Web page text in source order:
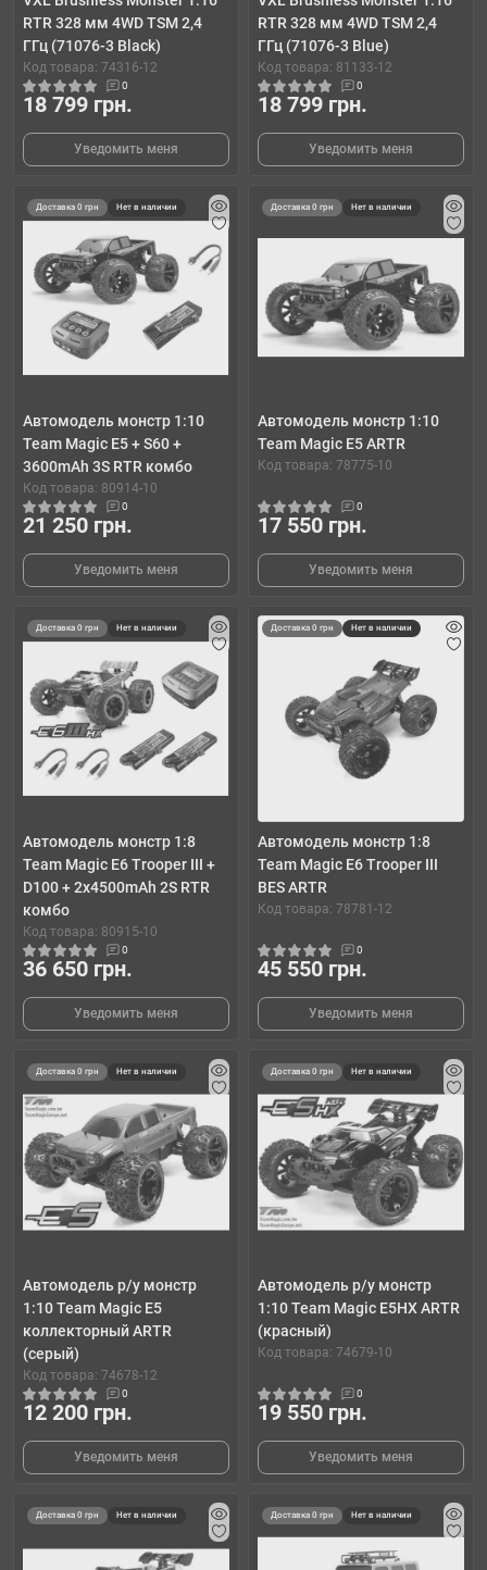
RTR 328 мм 4WD TSM 2,4
ГГц (71076-3 Black)
Код товара: 74316-12
0
18 799 грн.
Уведомить меня
RTR 328 мм 4WD TSM 2,4
ГГц (71076-3 Blue)
Код товара: 81133-12
0
18 799 грн.
Уведомить меня
Доставка 0 грн Нет в наличии
Автомодель монстр 1:10
Team Magic E5 + S60 +
3600mAh 3S RTR комбо
Код товара: 80914-10
0
21 250 грн.
Уведомить меня
Доставка 0 грн Нет в наличии
Автомодель монстр 1:10
Team Magic E5 ARTR
Код товара: 78775-10
0
17 550 грн.
Уведомить меня
Доставка 0 грн Нет в наличии
Автомодель монстр 1:8
Team Magic E6 Trooper III +
D100 + 2x4500mAh 2S RTR
комбо
Код товара: 80915-10
0
36 650 грн.
Уведомить меня
Доставка 0 грн Нет в наличии
Автомодель монстр 1:8
Team Magic E6 Trooper III
BES ARTR
Код товара: 78781-12
0
45 550 грн.
Уведомить меня
Доставка 0 грн Нет в наличии
Автомодель р/у монстр
1:10 Team Magic E5
коллекторный ARTR
(серый)
Код товара: 74678-12
0
12 200 грн.
Уведомить меня
Доставка 0 грн Нет в наличии
Автомодель р/у монстр
1:10 Team Magic E5HX ARTR
(красный)
Код товара: 74679-10
0
19 550 грн.
Уведомить меня
Доставка 0 грн Нет в наличии Доставка 0 грн Нет в наличии